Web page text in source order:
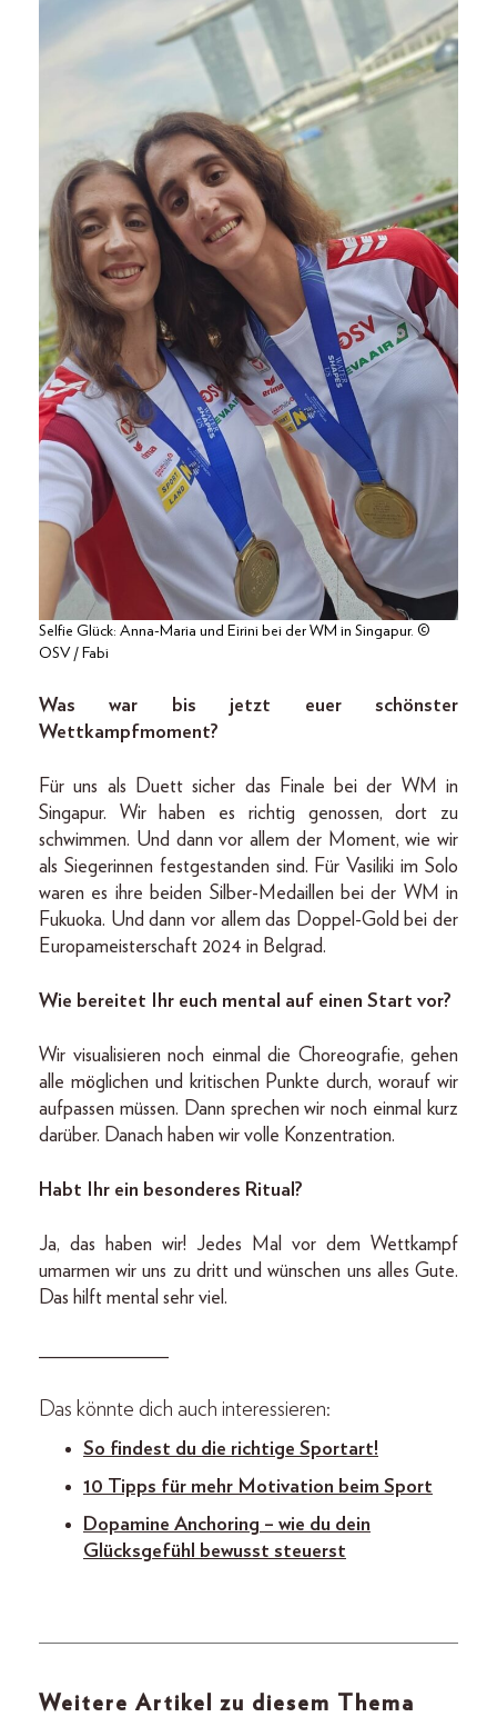
Selfie Glück: Anna-Maria und Eirini bei der WM in Singapur. ©
OSV / Fabi
Was war bis jetzt euer schönster
Wettkampfmoment?
Für uns als Duett sicher das Finale bei der WM in
Singapur. Wir haben es richtig genossen, dort zu
schwimmen. Und dann vor allem der Moment, wie wir
als Siegerinnen festgestanden sind. Für Vasiliki im Solo
waren es ihre beiden Silber-Medaillen bei der WM in
Fukuoka. Und dann vor allem das Doppel-Gold bei der
Europameisterschaft 2024 in Belgrad.
Wie bereitet Ihr euch mental auf einen Start vor?
Wir visualisieren noch einmal die Choreografie, gehen
alle möglichen und kritischen Punkte durch, worauf wir
aufpassen müssen. Dann sprechen wir noch einmal kurz
darüber. Danach haben wir volle Konzentration.
Habt Ihr ein besonderes Ritual?
Ja, das haben wir! Jedes Mal vor dem Wettkampf
umarmen wir uns zu dritt und wünschen uns alles Gute.
Das hilft mental sehr viel.
_____________
Das könnte dich auch interessieren:
So findest du die richtige Sportart!
10 Tipps für mehr Motivation beim Sport
Dopamine Anchoring – wie du dein
Glücksgefühl bewusst steuerst
Weitere Artikel zu diesem Thema